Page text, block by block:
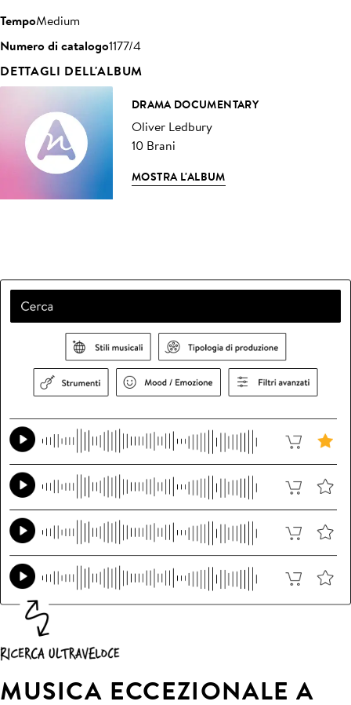
TempoMedium
Numero di catalogo1177/4
DETTAGLI DELL'ALBUM
DRAMA DOCUMENTARY
Oliver Ledbury
10 Brani
MOSTRA L'ALBUM
MUSICA ECCEZIONALE A